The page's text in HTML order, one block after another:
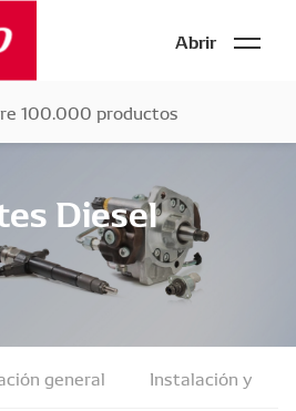
Abrir
Diesel
general Instalación y